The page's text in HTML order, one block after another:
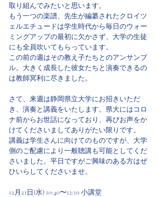
取り組んでみたいと思います。
もう一つの楽譜、先生が編纂されたクロイツ
ェルエチュードは学生時代から毎日のウォー
ミングアップの最初に欠かさず、大学の生徒
にも全員吹いてもらっています。
この前の週はその教え子たちとのアンサンブ
ル。大きく成長した彼女たちと演奏できるの
は教師冥利に尽きました。
さて、来週は静岡県立大学にお招きいただ
き、演奏と講義をいたします。県大にはコロ
ナ前からお世話になっており、再びお声をか
けてくださいましてありがたい限りです。
講義は学生さんに向けてのものですが、大学
側のご配慮により一般聴講も可能としてくだ
さいました。平日ですがご興味のある方はぜ
ひいらしてくださいませ。
12月21日(水) 10:40〜12:10 小講堂